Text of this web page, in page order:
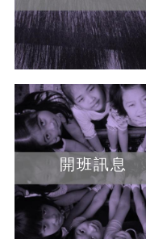
開班訊息